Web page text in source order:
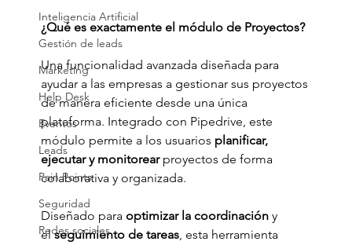
Inteligencia Artificial
Gestión de leads
Marketing
Help Desk
Eventos
Leads
Pain Points
Seguridad
Redes sociales
¿Qué es exactamente el módulo de Proyectos?
Una funcionalidad avanzada diseñada para
ayudar a las empresas a gestionar sus proyectos
de manera eficiente desde una única
plataforma. Integrado con Pipedrive, este
módulo permite a los usuarios planificar,
ejecutar y monitorear proyectos de forma
colaborativa y organizada.
Diseñado para optimizar la coordinación y
el seguimiento de tareas, esta herramienta